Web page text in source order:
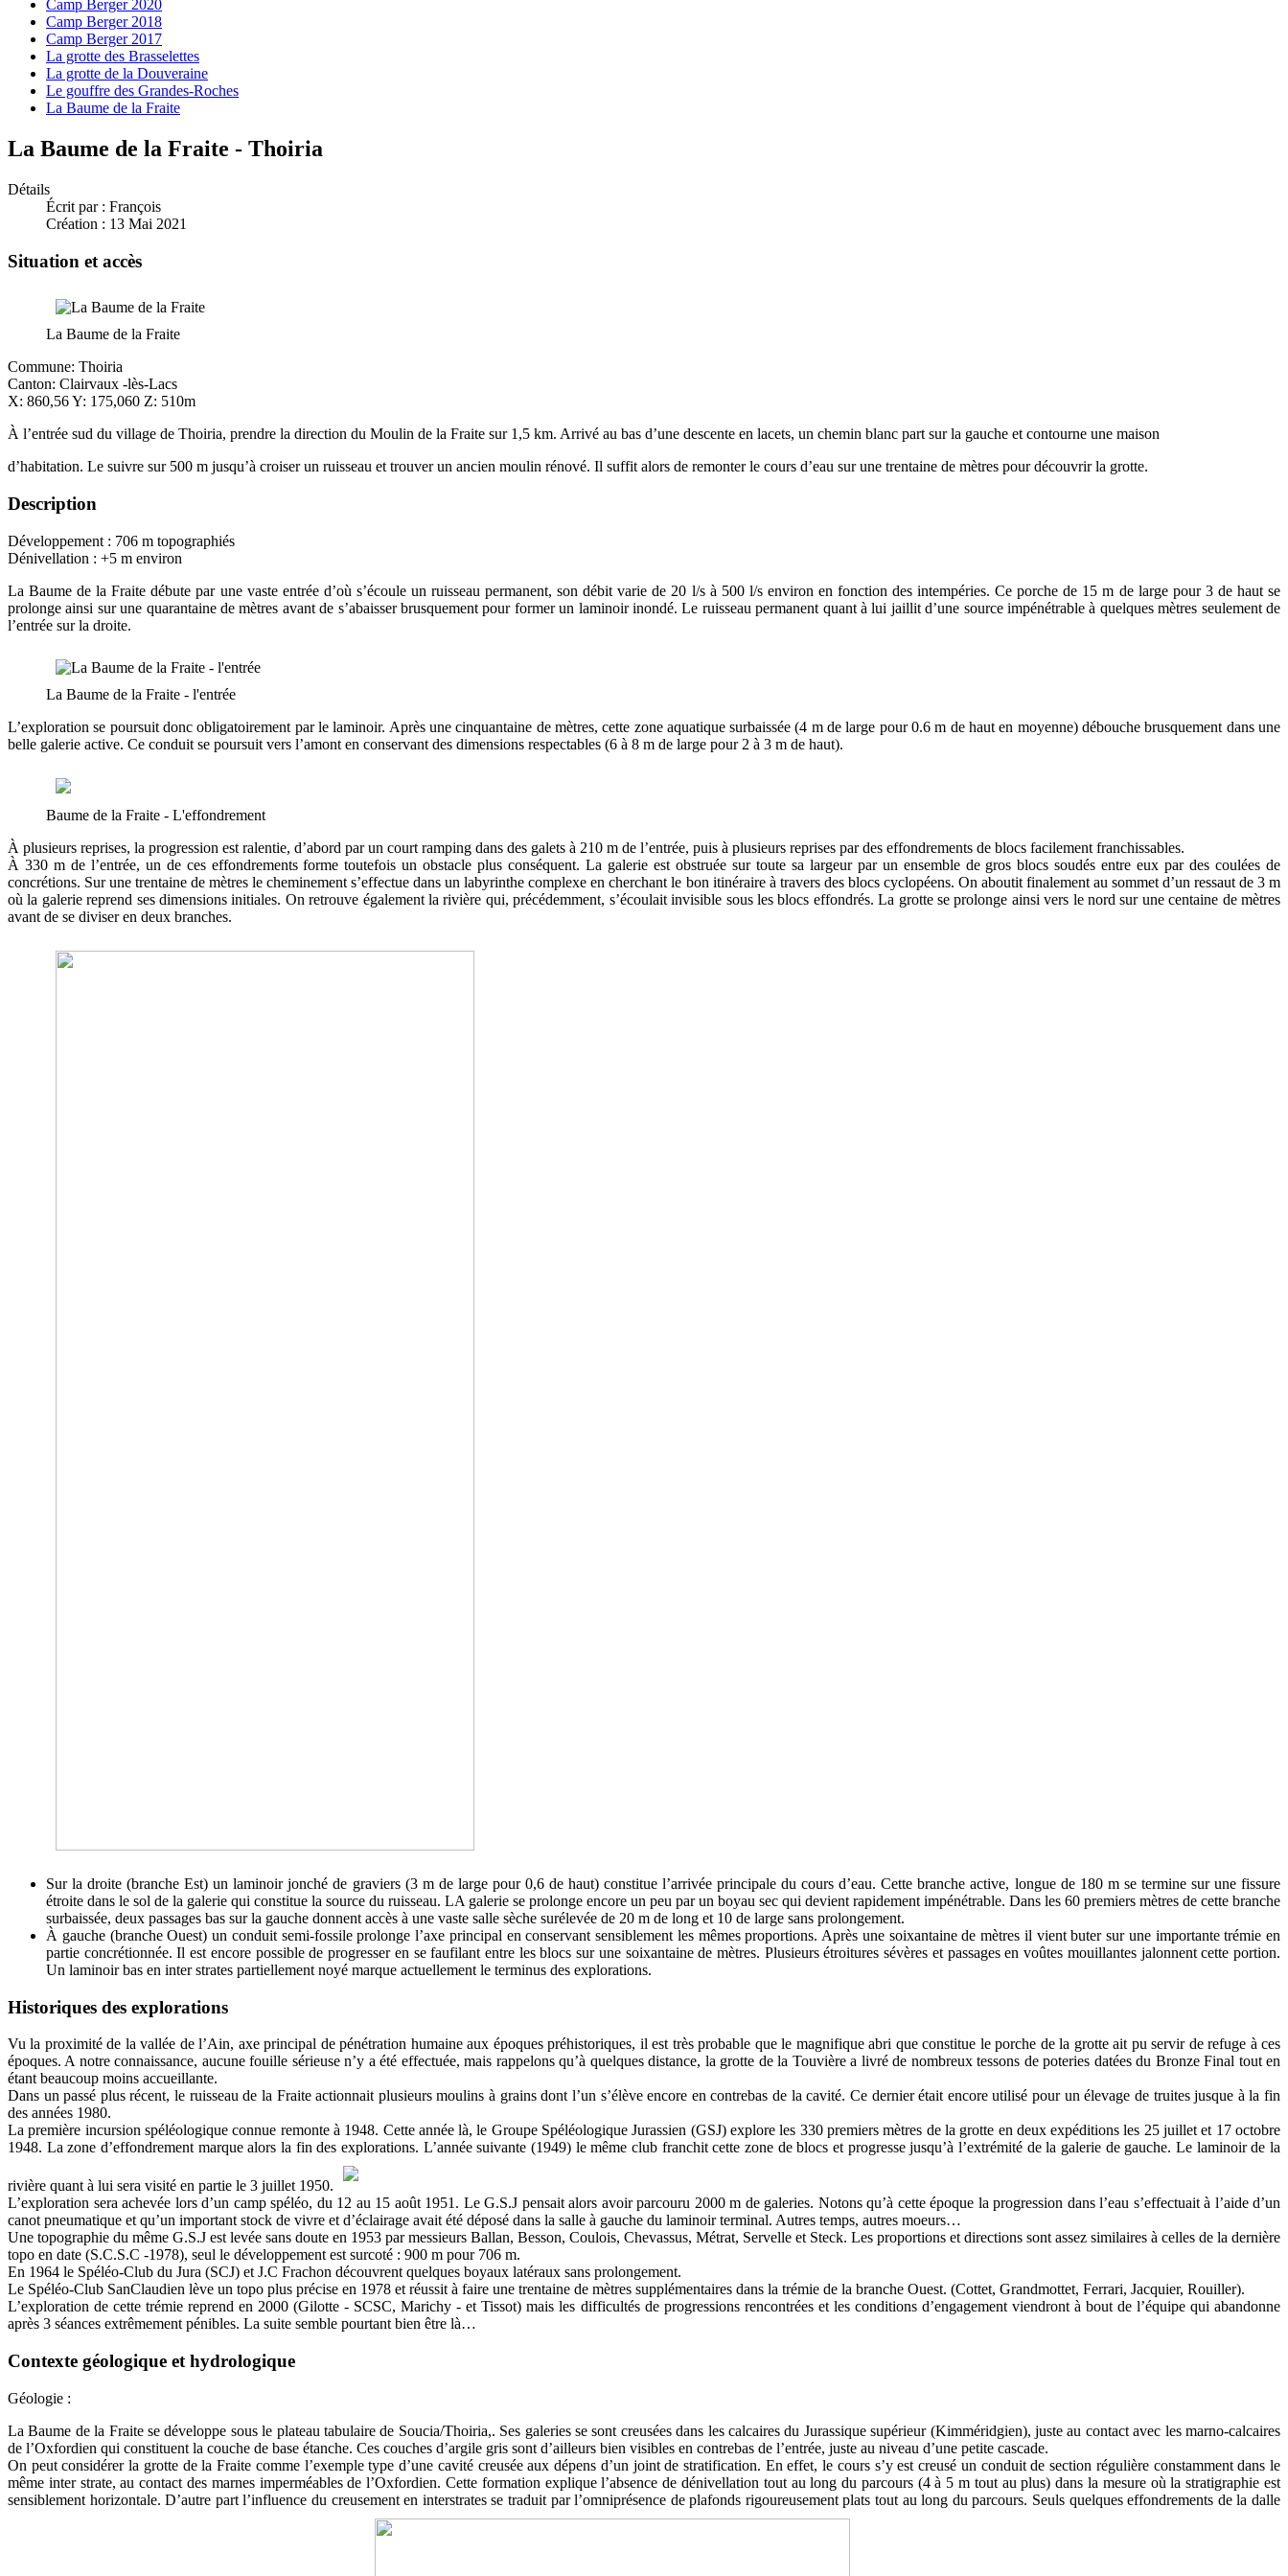
Camp Berger 2020
Camp Berger 2018
Camp Berger 2017
La grotte des Brasselettes
La grotte de la Douveraine
Le gouffre des Grandes-Roches
La Baume de la Fraite
La Baume de la Fraite - Thoiria
Détails
Écrit par : François
Création : 13 Mai 2021
Situation et accès
La Baume de la Fraite
Commune: Thoiria
Canton: Clairvaux -lès-Lacs
X: 860,56 Y: 175,060 Z: 510m
À l’entrée sud du village de Thoiria, prendre la direction du Moulin de la Fraite sur 1,5 km. Arrivé au bas d’une descente en lacets, un chemin blanc part sur la gauche et contourne une maison
d’habitation. Le suivre sur 500 m jusqu’à croiser un ruisseau et trouver un ancien moulin rénové. Il suffit alors de remonter le cours d’eau sur une trentaine de mètres pour découvrir la grotte.
Description
Développement : 706 m topographiés
Dénivellation : +5 m environ
La Baume de la Fraite débute par une vaste entrée d’où s’écoule un ruisseau permanent, son débit varie de 20 l/s à 500 l/s environ en fonction des intempéries. Ce porche de 15 m de large pour 3 de haut se
prolonge ainsi sur une quarantaine de mètres avant de s’abaisser brusquement pour former un laminoir inondé. Le ruisseau permanent quant à lui jaillit d’une source impénétrable à quelques mètres seulement de
l’entrée sur la droite.
La Baume de la Fraite - l'entrée
L’exploration se poursuit donc obligatoirement par le laminoir. Après une cinquantaine de mètres, cette zone aquatique surbaissée (4 m de large pour 0.6 m de haut en moyenne) débouche brusquement dans une
belle galerie active. Ce conduit se poursuit vers l’amont en conservant des dimensions respectables (6 à 8 m de large pour 2 à 3 m de haut).
Baume de la Fraite - L'effondrement
À plusieurs reprises, la progression est ralentie, d’abord par un court ramping dans des galets à 210 m de l’entrée, puis à plusieurs reprises par des effondrements de blocs facilement franchissables.
À 330 m de l’entrée, un de ces effondrements forme toutefois un obstacle plus conséquent. La galerie est obstruée sur toute sa largeur par un ensemble de gros blocs soudés entre eux par des coulées de
concrétions. Sur une trentaine de mètres le cheminement s’effectue dans un labyrinthe complexe en cherchant le bon itinéraire à travers des blocs cyclopéens. On aboutit finalement au sommet d’un ressaut de 3 m
où la galerie reprend ses dimensions initiales. On retrouve également la rivière qui, précédemment, s’écoulait invisible sous les blocs effondrés. La grotte se prolonge ainsi vers le nord sur une centaine de mètres
avant de se diviser en deux branches.
Sur la droite (branche Est) un laminoir jonché de graviers (3 m de large pour 0,6 de haut) constitue l’arrivée principale du cours d’eau. Cette branche active, longue de 180 m se termine sur une fissure
étroite dans le sol de la galerie qui constitue la source du ruisseau. LA galerie se prolonge encore un peu par un boyau sec qui devient rapidement impénétrable. Dans les 60 premiers mètres de cette branche
surbaissée, deux passages bas sur la gauche donnent accès à une vaste salle sèche surélevée de 20 m de long et 10 de large sans prolongement.
À gauche (branche Ouest) un conduit semi-fossile prolonge l’axe principal en conservant sensiblement les mêmes proportions. Après une soixantaine de mètres il vient buter sur une importante trémie en
partie concrétionnée. Il est encore possible de progresser en se faufilant entre les blocs sur une soixantaine de mètres. Plusieurs étroitures sévères et passages en voûtes mouillantes jalonnent cette portion.
Un laminoir bas en inter strates partiellement noyé marque actuellement le terminus des explorations.
Historiques des explorations
Vu la proximité de la vallée de l’Ain, axe principal de pénétration humaine aux époques préhistoriques, il est très probable que le magnifique abri que constitue le porche de la grotte ait pu servir de refuge à ces
époques. A notre connaissance, aucune fouille sérieuse n’y a été effectuée, mais rappelons qu’à quelques distance, la grotte de la Touvière a livré de nombreux tessons de poteries datées du Bronze Final tout en
étant beaucoup moins accueillante.
Dans un passé plus récent, le ruisseau de la Fraite actionnait plusieurs moulins à grains dont l’un s’élève encore en contrebas de la cavité. Ce dernier était encore utilisé pour un élevage de truites jusque à la fin
des années 1980.
La première incursion spéléologique connue remonte à 1948. Cette année là, le Groupe Spéléologique Jurassien (GSJ) explore les 330 premiers mètres de la grotte en deux expéditions les 25 juillet et 17 octobre
1948. La zone d’effondrement marque alors la fin des explorations. L’année suivante (1949) le même club franchit cette zone de blocs et progresse jusqu’à l’extrémité de la galerie de gauche. Le laminoir de la
rivière quant à lui sera visité en partie le 3 juillet 1950.
L’exploration sera achevée lors d’un camp spéléo, du 12 au 15 août 1951. Le G.S.J pensait alors avoir parcouru 2000 m de galeries. Notons qu’à cette époque la progression dans l’eau s’effectuait à l’aide d’un
canot pneumatique et qu’un important stock de vivre et d’éclairage avait été déposé dans la salle à gauche du laminoir terminal. Autres temps, autres moeurs…
Une topographie du même G.S.J est levée sans doute en 1953 par messieurs Ballan, Besson, Coulois, Chevassus, Métrat, Servelle et Steck. Les proportions et directions sont assez similaires à celles de la dernière
topo en date (S.C.S.C -1978), seul le développement est surcoté : 900 m pour 706 m.
En 1964 le Spéléo-Club du Jura (SCJ) et J.C Frachon découvrent quelques boyaux latéraux sans prolongement.
Le Spéléo-Club SanClaudien lève un topo plus précise en 1978 et réussit à faire une trentaine de mètres supplémentaires dans la trémie de la branche Ouest. (Cottet, Grandmottet, Ferrari, Jacquier, Rouiller).
L’exploration de cette trémie reprend en 2000 (Gilotte - SCSC, Marichy - et Tissot) mais les difficultés de progressions rencontrées et les conditions d’engagement viendront à bout de l’équipe qui abandonne
après 3 séances extrêmement pénibles. La suite semble pourtant bien être là…
Contexte géologique et hydrologique
Géologie :
La Baume de la Fraite se développe sous le plateau tabulaire de Soucia/Thoiria,. Ses galeries se sont creusées dans les calcaires du Jurassique supérieur (Kimméridgien), juste au contact avec les marno-calcaires
de l’Oxfordien qui constituent la couche de base étanche. Ces couches d’argile gris sont d’ailleurs bien visibles en contrebas de l’entrée, juste au niveau d’une petite cascade.
On peut considérer la grotte de la Fraite comme l’exemple type d’une cavité creusée aux dépens d’un joint de stratification. En effet, le cours s’y est creusé un conduit de section régulière constamment dans le
même inter strate, au contact des marnes imperméables de l’Oxfordien. Cette formation explique l’absence de dénivellation tout au long du parcours (4 à 5 m tout au plus) dans la mesure où la stratigraphie est
sensiblement horizontale. D’autre part l’influence du creusement en interstrates se traduit par l’omniprésence de plafonds rigoureusement plats tout au long du parcours. Seuls quelques effondrements de la dalle